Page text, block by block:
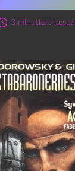
3 minutters